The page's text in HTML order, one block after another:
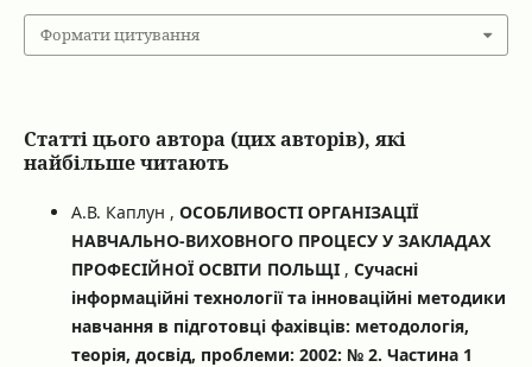
Формати цитування
Статті цього автора (цих авторів), які
найбільше читають
А.В. Каплун , ОСОБЛИВОСТІ ОРГАНІЗАЦІЇ
НАВЧАЛЬНО-ВИХОВНОГО ПРОЦЕСУ У ЗАКЛАДАХ
ПРОФЕСІЙНОЇ ОСВІТИ ПОЛЬЩІ , Сучасні
інформаційні технології та інноваційні методики
навчання в підготовці фахівців: методологія,
теорія, досвід, проблеми: 2002: № 2. Частина 1